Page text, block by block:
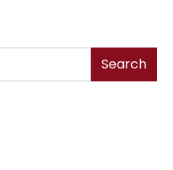
Search